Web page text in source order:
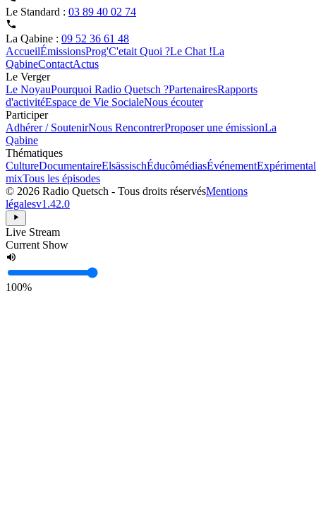
Le Standard : 03 89 40 02 74
La Qabine : 09 52 36 61 48
AccueilÉmissionsProg'C'etait Quoi ?Le Chat !La
QabineContactActus
Le Verger
Le NoyauPourquoi Radio Quetsch ?PartenairesRapports
d'activitéEspace de Vie SocialeNous écouter
Participer
Adhérer / SoutenirNous RencontrerProposer une émissionLa
Qabine
Thématiques
CultureDocumentaireElsässischÉducômédiasÉvénementExpérimental
mixTous les épisodes
© 2026 Radio Quetsch - Tous droits réservésMentions
légalesv1.42.0
Live Stream
Current Show
100%